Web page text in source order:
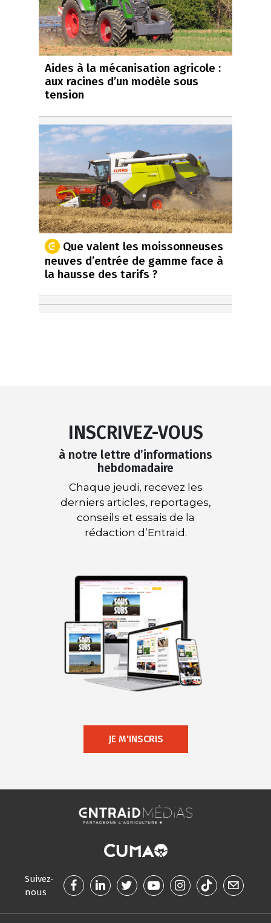
Aides à la mécanisation agricole :
aux racines d’un modèle sous
tension
Que valent les moissonneuses
neuves d’entrée de gamme face à
la hausse des tarifs ?
INSCRIVEZ-VOUS
à notre lettre d’informations
hebdomadaire
Chaque jeudi, recevez les
derniers articles, reportages,
conseils et essais de la
rédaction d’Entraid.
JE M'INSCRIS
Suivez-
nous